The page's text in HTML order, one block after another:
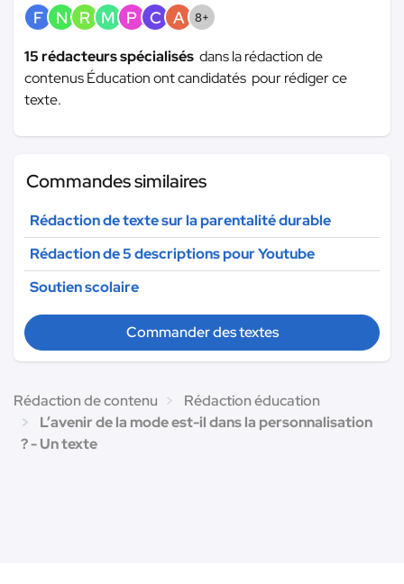
F N R M P C A 8+
15 rédacteurs spécialisés dans la rédaction de
contenus Éducation ont candidatés pour rédiger ce
texte.
Commandes similaires
Rédaction de texte sur la parentalité durable
Rédaction de 5 descriptions pour Youtube
Soutien scolaire
Commander des textes
Rédaction de contenu
Rédaction éducation
L’avenir de la mode est-il dans la personnalisation
? - Un texte